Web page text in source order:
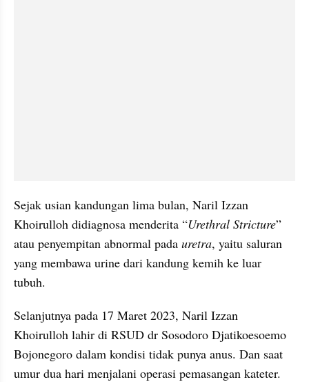
Sejak usian kandungan lima bulan, Naril Izzan
Khoirulloh didiagnosa menderita “Urethral Stricture”
atau penyempitan abnormal pada uretra, yaitu saluran
yang membawa urine dari kandung kemih ke luar
tubuh.
Selanjutnya pada 17 Maret 2023, Naril Izzan
Khoirulloh lahir di RSUD dr Sosodoro Djatikoesoemo
Bojonegoro dalam kondisi tidak punya anus. Dan saat
umur dua hari menjalani operasi pemasangan kateter.